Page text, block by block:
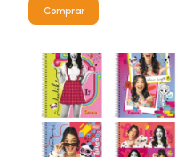
Comprar